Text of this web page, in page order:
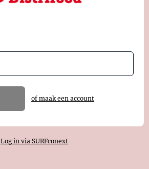
of maak een account
Log in via SURFconext